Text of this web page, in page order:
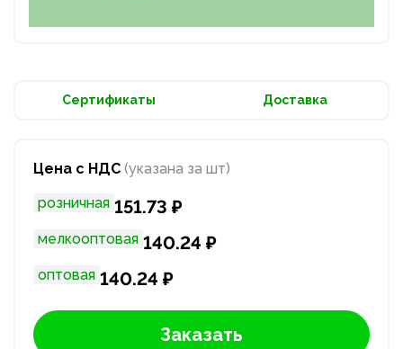
Сертификаты Доставка
Цена с НДС (указана за шт)
розничная 151.73 ₽
мелкооптовая 140.24 ₽
оптовая 140.24 ₽
Заказать